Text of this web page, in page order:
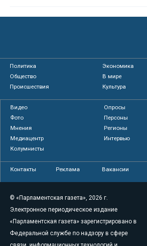
Политика
Экономика
Общество
В мире
Происшествия
Культура
Видео
Опросы
Фото
Персоны
Мнения
Регионы
Медиацентр
Интервью
Колумнисты
Контакты Реклама Вакансии
© «Парламентская газета», 2026 г.
Электронное периодическое издание
«Парламентская газета» зарегистрировано в
Федеральной службе по надзору в сфере